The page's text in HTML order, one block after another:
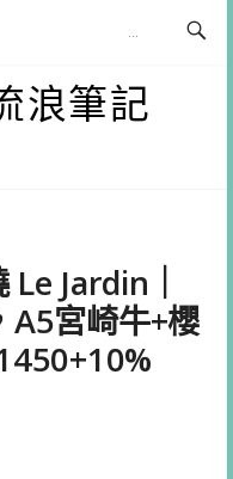
浪筆記
Jardin｜
A5宮崎牛+櫻